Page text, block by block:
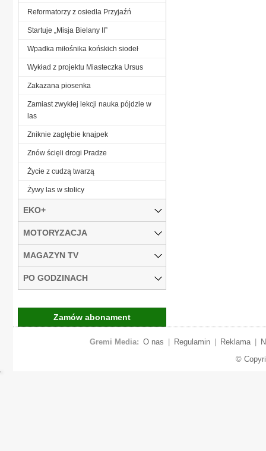
Reformatorzy z osiedla Przyjaźń
Startuje „Misja Bielany II”
Wpadka miłośnika końskich siodeł
Wykład z projektu Miasteczka Ursus
Zakazana piosenka
Zamiast zwykłej lekcji nauka pójdzie w
las
Zniknie zagłębie knajpek
Znów ścięli drogi Pradze
Życie z cudzą twarzą
Żywy las w stolicy
EKO+
MOTORYZACJA
MAGAZYN TV
PO GODZINACH
Zamów abonament
Gremi Media: O nas Regulamin Reklama
©